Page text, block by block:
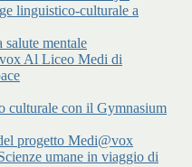
linguistico-culturale a
mentale
Al Liceo Medi di
culturale con il Gymnasium
progetto Medi@vox
umane in viaggio di